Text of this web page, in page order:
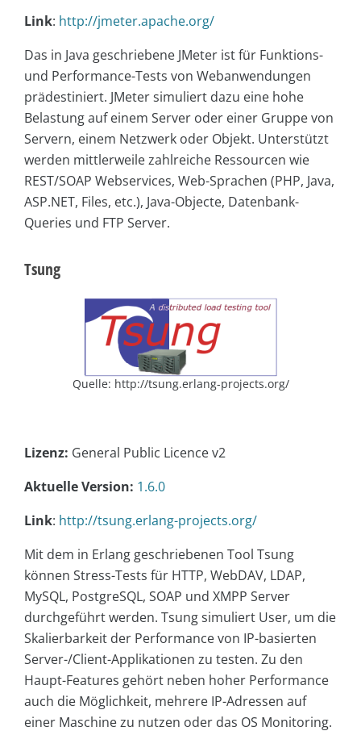
Link: http://jmeter.apache.org/
Das in Java geschriebene JMeter ist für Funktions-
und Performance-Tests von Webanwendungen
prädestiniert. JMeter simuliert dazu eine hohe
Belastung auf einem Server oder einer Gruppe von
Servern, einem Netzwerk oder Objekt. Unterstützt
werden mittlerweile zahlreiche Ressourcen wie
REST/SOAP Webservices, Web-Sprachen (PHP, Java,
ASP.NET, Files, etc.), Java-Objecte, Datenbank-
Queries und FTP Server.
Tsung
Quelle: http://tsung.erlang-projects.org/
Lizenz: General Public Licence v2
Aktuelle Version: 1.6.0
Link: http://tsung.erlang-projects.org/
Mit dem in Erlang geschriebenen Tool Tsung
können Stress-Tests für HTTP, WebDAV, LDAP,
MySQL, PostgreSQL, SOAP und XMPP Server
durchgeführt werden. Tsung simuliert User, um die
Skalierbarkeit der Performance von IP-basierten
Server-/Client-Applikationen zu testen. Zu den
Haupt-Features gehört neben hoher Performance
auch die Möglichkeit, mehrere IP-Adressen auf
einer Maschine zu nutzen oder das OS Monitoring.